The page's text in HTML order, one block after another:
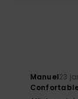
Manuel23